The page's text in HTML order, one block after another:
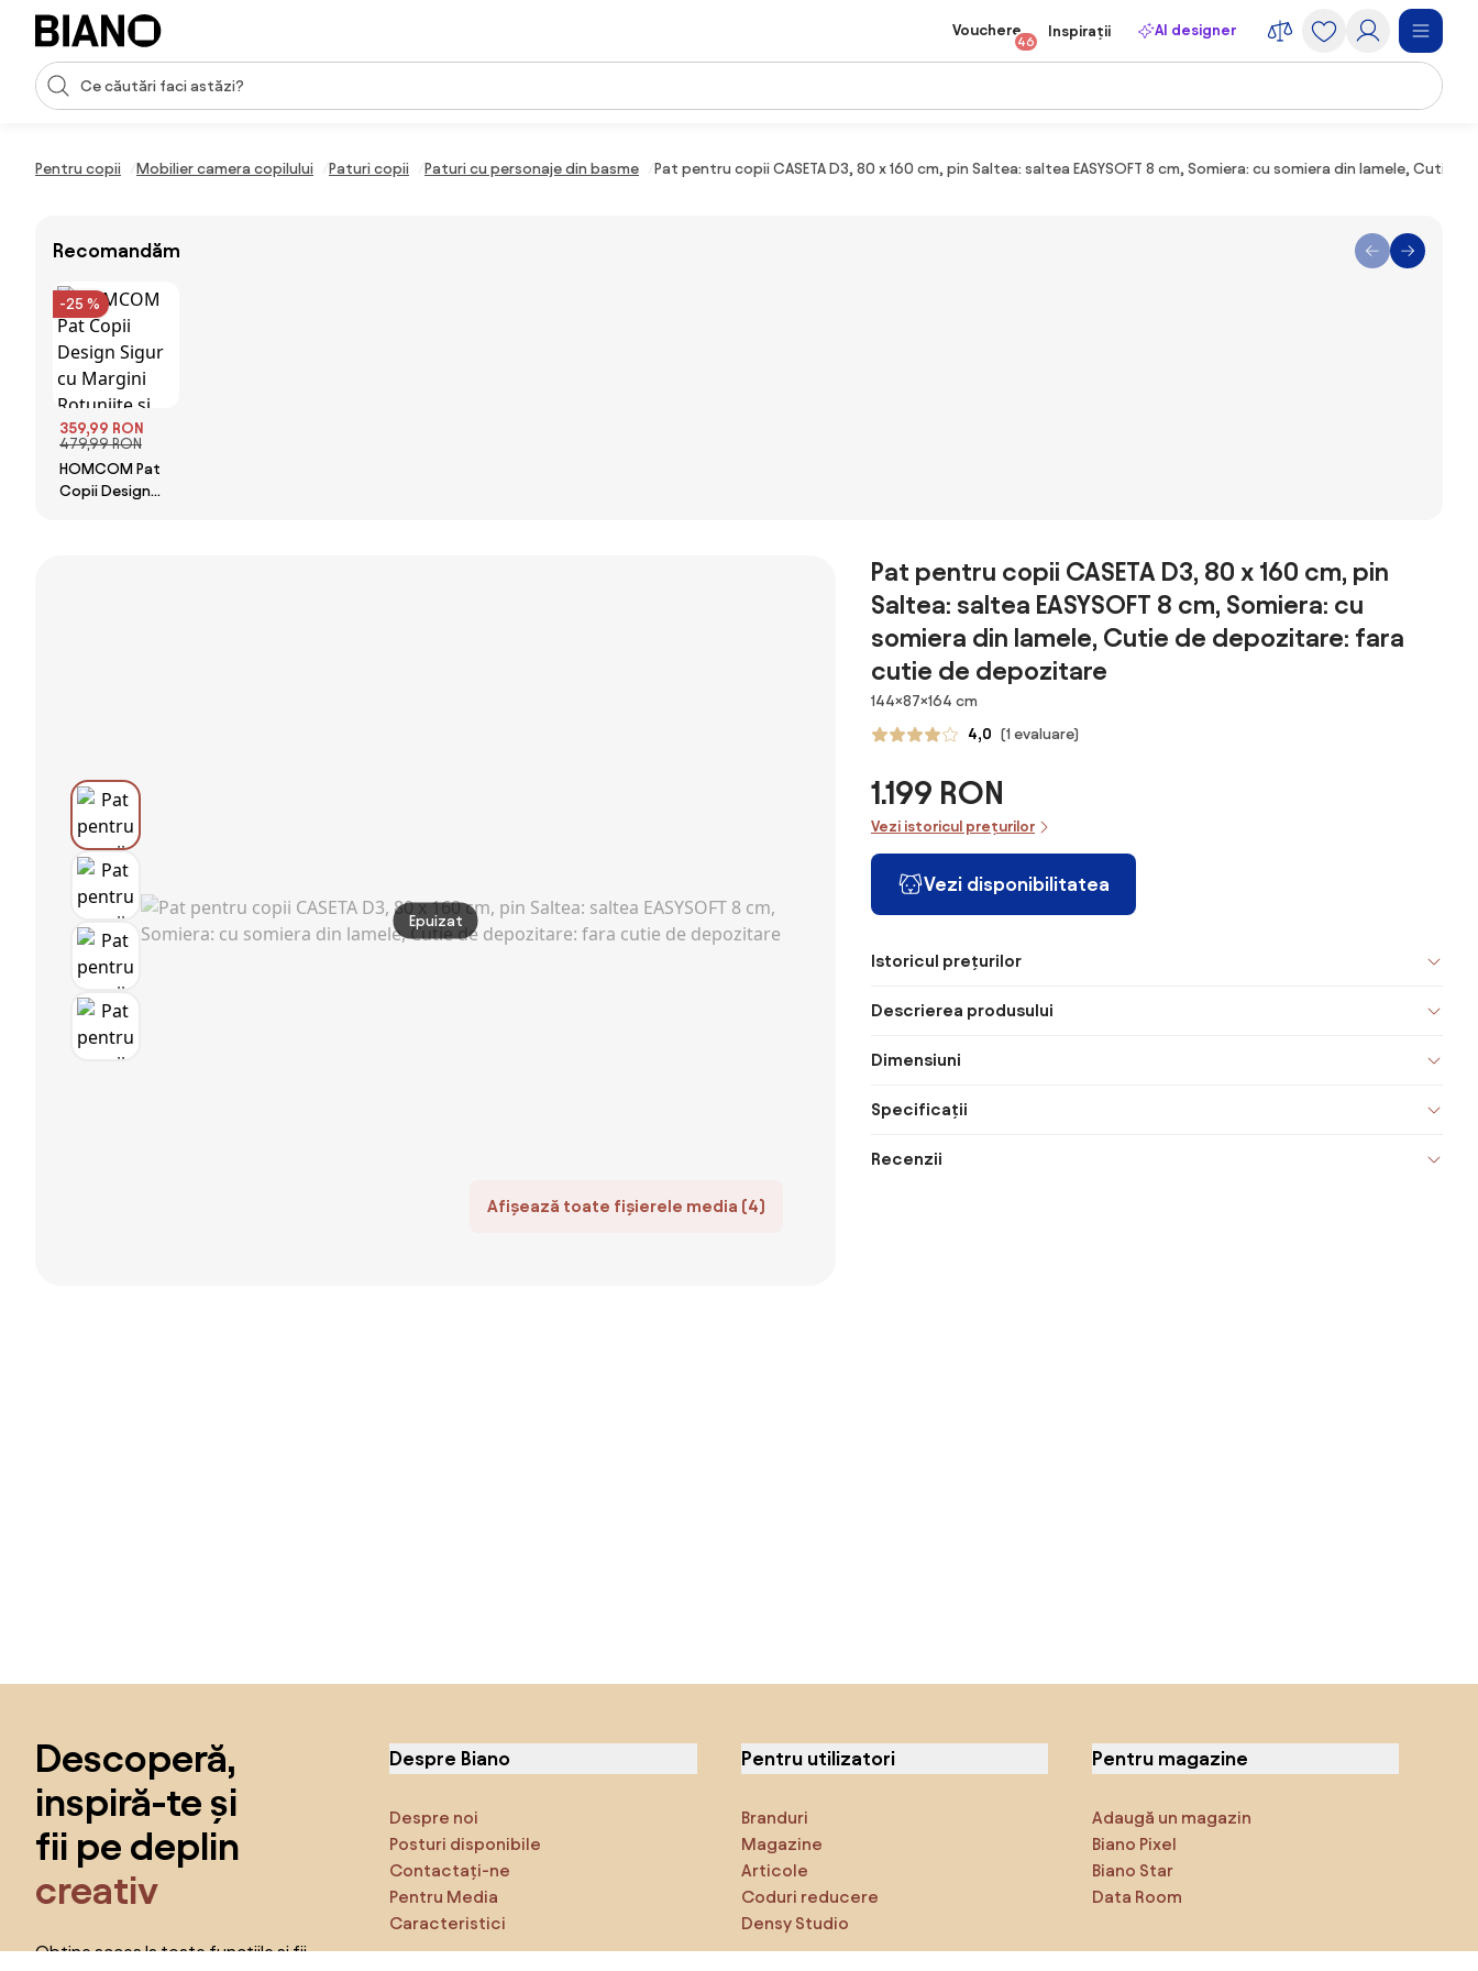
Sari peste navigare, accesează conținutul
Introducerea căutării
Vouchere
46
Inspirații AI designer
Pentru copii Mobilier camera copilului Paturi copii Paturi cu personaje din basme Pat pentru copii CASETA D3, 80 x 160 cm, pin Saltea: saltea EASYSOFT 8 cm, Somiera: cu somiera din lamele,
Recomandăm
-25 %
359,99 RON
479,99 RON
HOMCOM Pat
Copii Design
Afișează toate fișierele media (4)
Epuizat
Pat pentru copii CASETA D3, 80 x 160 cm, pin
Saltea: saltea EASYSOFT 8 cm, Somiera: cu
somiera din lamele, Cutie de depozitare: fara
cutie de depozitare
Dimensiuni
144×87×164 cm
4,0 (1 evaluare)
1.199 RON
Vezi istoricul prețurilor
Vezi disponibilitatea
Istoricul prețurilor
Descrierea produsului
Dimensiuni
Specificații
Recenzii
Descoperă,
inspiră-te și
fii pe deplin
creativ
Obține acces la toate funcțiile și fii
Despre Biano
Despre noi
Posturi disponibile
Contactați-ne
Pentru Media
Caracteristici
Pentru utilizatori
Branduri
Magazine
Articole
Coduri reducere
Densy Studio
Pentru magazine
Adaugă un magazin
Biano Pixel
Biano Star
Data Room